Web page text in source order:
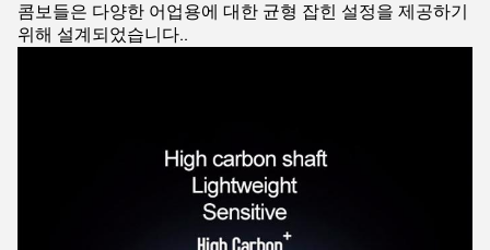
콤보들은 다양한 어업용에 대한 균형 잡힌 설정을 제공하기
위해 설계되었습니다..